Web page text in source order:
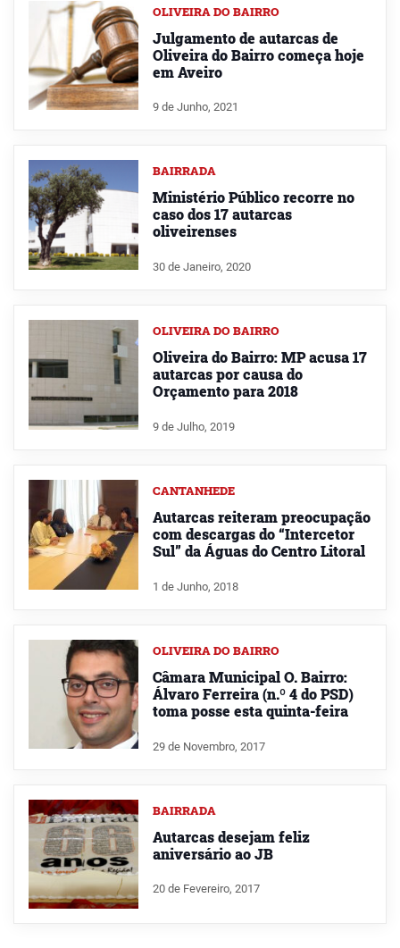
OLIVEIRA DO BAIRRO
Julgamento de autarcas de
Oliveira do Bairro começa hoje
em Aveiro
9 de Junho, 2021
BAIRRADA
Ministério Público recorre no
caso dos 17 autarcas
oliveirenses
30 de Janeiro, 2020
OLIVEIRA DO BAIRRO
Oliveira do Bairro: MP acusa 17
autarcas por causa do
Orçamento para 2018
9 de Julho, 2019
CANTANHEDE
Autarcas reiteram preocupação
com descargas do “Intercetor
Sul” da Águas do Centro Litoral
1 de Junho, 2018
OLIVEIRA DO BAIRRO
Câmara Municipal O. Bairro:
Álvaro Ferreira (n.º 4 do PSD)
toma posse esta quinta-feira
29 de Novembro, 2017
BAIRRADA
Autarcas desejam feliz
aniversário ao JB
20 de Fevereiro, 2017